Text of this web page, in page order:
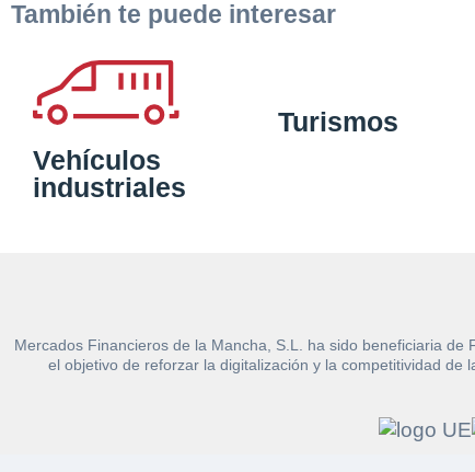
También te puede interesar
Vehículos
industriales
Turismos
Mercados Financieros de la Mancha, S.L. ha sido beneficiaria
el objetivo de reforzar la digitalización y la competitividad de